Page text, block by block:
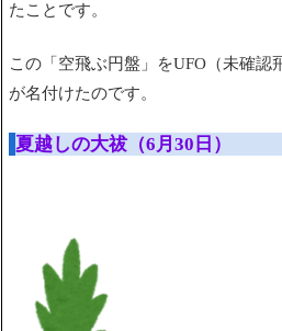
たことです。
この「 空飛ぶ円盤」 をUFO（未確認
が名付けたのです。
夏越しの大祓（6月30日）